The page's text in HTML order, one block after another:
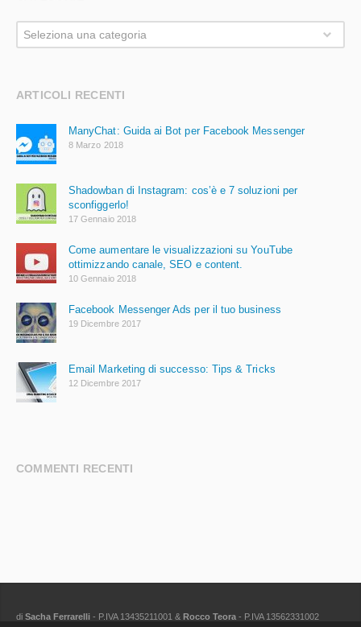
Seleziona una categoria
ARTICOLI RECENTI
ManyChat: Guida ai Bot per Facebook Messenger
8 Marzo 2018
Shadowban di Instagram: cos’è e 7 soluzioni per
sconfiggerlo!
17 Gennaio 2018
Come aumentare le visualizzazioni su YouTube
ottimizzando canale, SEO e content.
10 Gennaio 2018
Facebook Messenger Ads per il tuo business
19 Dicembre 2017
Email Marketing di successo: Tips & Tricks
12 Dicembre 2017
COMMENTI RECENTI
di Sacha Ferrarelli - P.IVA 13435211001 & Rocco Teora - P.IVA 13562331002